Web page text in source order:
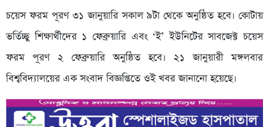
চয়েস ফরম পূরণ ৩১ জানুয়ারি সকাল ৯টা থেকে অনুষ্ঠিত হবে। কোটায়
ভর্তিচ্ছু শিক্ষার্থীদের ১ ফেব্রুয়ারি এবং ‘ই’ ইউনিটের সাবজেক্ট চয়েস
ফরম পূরণ ২ ফেব্রুয়ারি অনুষ্ঠিত হবে। ২১ জানুয়ারী মঙ্গলবার
বিশ্ববিদ্যালয়ের এক সংবাদ বিজ্ঞপ্তিতে ওই খবর জানানো হয়েছে।